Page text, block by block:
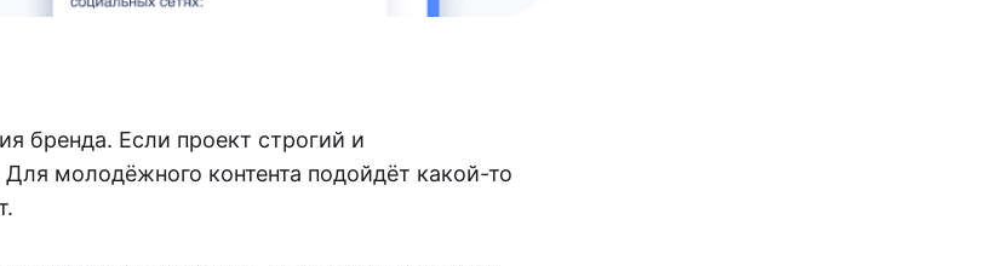
бренда. Если проект строгий и
молодёжного контента подойдёт какой-то